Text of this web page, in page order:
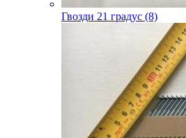
Гвозди 21 градус (8)